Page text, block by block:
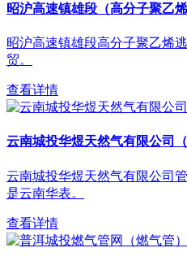
昭沪高速镇雄段（高分子聚乙
昭沪高速镇雄段高分子聚乙烯
贸。
查看详情
云南城投华煜天然气有限公司
云南城投华煜天然气有限公司
是云南华表。
查看详情